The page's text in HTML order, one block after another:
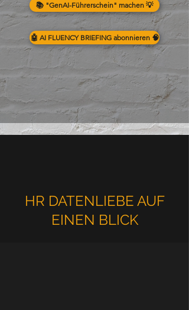
📚 "GenAI-Führerschein" machen 💡
🤖 AI FLUENCY BRIEFING abonnieren 🧠
HR DATENLIEBE AUF
EINEN BLICK